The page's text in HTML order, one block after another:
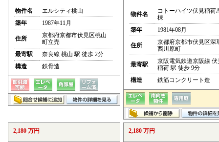
物件名
エルシティ桃山
築年
1987年11月
住所
京都府京都市伏見区桃山
町立売
最寄駅
奈良線 桃山 駅 徒歩 2分
構造
鉄骨造
物件名
コトーハイツ伏見稲荷
棟
築年
1981年08月
住所
京都府京都市伏見区深
西川原町
最寄駅
京阪電気鉄道京阪線 伏
稲荷 駅 徒歩 9分
構造
鉄筋コンクリート造
2,180 万円 2,180 万円